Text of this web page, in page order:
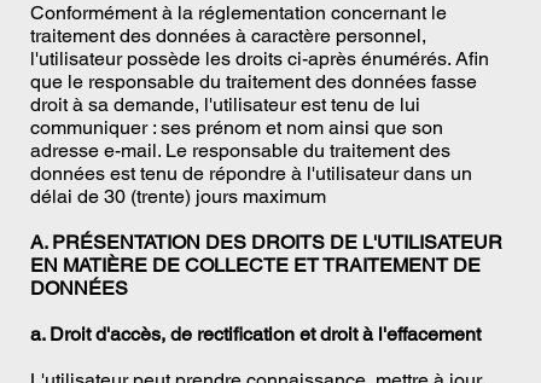
Conformément à la réglementation concernant le
traitement des données à caractère personnel,
l'utilisateur possède les droits ci-après énumérés. Afin
que le responsable du traitement des données fasse
droit à sa demande, l'utilisateur est tenu de lui
communiquer : ses prénom et nom ainsi que son
adresse e-mail. Le responsable du traitement des
données est tenu de répondre à l'utilisateur dans un
délai de 30 (trente) jours maximum
A. PRÉSENTATION DES DROITS DE L'UTILISATEUR
EN MATIÈRE DE COLLECTE ET TRAITEMENT DE
DONNÉES
a. Droit d'accès, de rectification et droit à l'effacement